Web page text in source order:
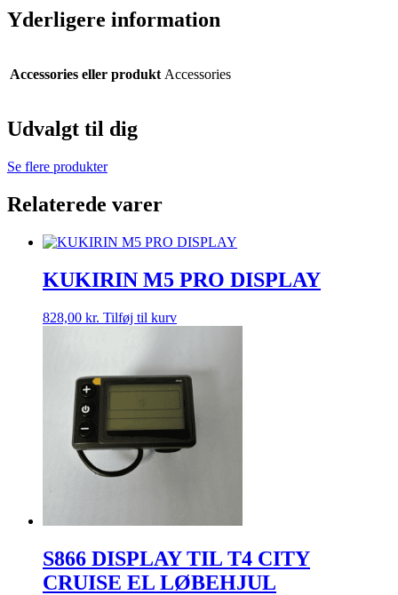
Yderligere information
Accessories eller produkt Accessories
Udvalgt til dig
Se flere produkter
Relaterede varer
KUKIRIN M5 PRO DISPLAY
828,00 kr. Tilføj til kurv
S866 DISPLAY TIL T4 CITY
CRUISE EL LØBEHJUL